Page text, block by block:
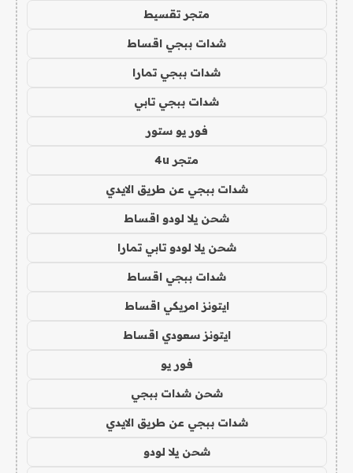
متجر تقسيط
شدات ببجي اقساط
شدات ببجي تمارا
شدات ببجي تابي
فور يو ستور
متجر 4u
شدات ببجي عن طريق الايدي
شحن يلا لودو اقساط
شحن يلا لودو تابي تمارا
شدات ببجي اقساط
ايتونز امريكي اقساط
ايتونز سعودي اقساط
فور يو
شحن شدات ببجي
شدات ببجي عن طريق الايدي
شحن يلا لودو